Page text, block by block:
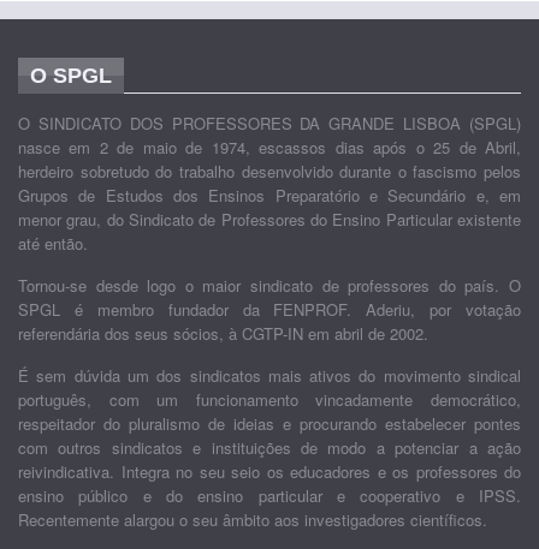
O SPGL
O SINDICATO DOS PROFESSORES DA GRANDE LISBOA (SPGL)
nasce em 2 de maio de 1974, escassos dias após o 25 de Abril,
herdeiro sobretudo do trabalho desenvolvido durante o fascismo pelos
Grupos de Estudos dos Ensinos Preparatório e Secundário e, em
menor grau, do Sindicato de Professores do Ensino Particular existente
até então.
Tornou-se desde logo o maior sindicato de professores do país. O
SPGL é membro fundador da FENPROF. Aderiu, por votação
referendária dos seus sócios, à CGTP-IN em abril de 2002.
É sem dúvida um dos sindicatos mais ativos do movimento sindical
português, com um funcionamento vincadamente democrático,
respeitador do pluralismo de ideias e procurando estabelecer pontes
com outros sindicatos e instituições de modo a potenciar a ação
reivindicativa. Integra no seu seio os educadores e os professores do
ensino público e do ensino particular e cooperativo e IPSS.
Recentemente alargou o seu âmbito aos investigadores científicos.